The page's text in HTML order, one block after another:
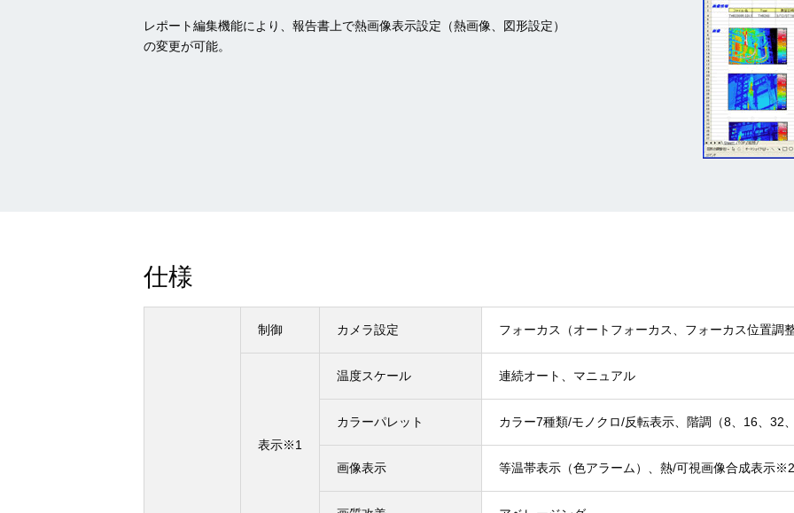
レポート編集機能により、報告書上で熱画像表示設定（熱画像、図形設定）
の変更が可能。
仕様
制御 カメラ設定 フォーカス（オートフォーカス、フォーカス位置調
表示※1
温度スケール 連続オート、マニュアル
カラーパレット カラー7種類/モノクロ/反転表示、階調（8、16、32
画像表示 等温帯表示（色アラーム）、熱/可視画像合成表示※2